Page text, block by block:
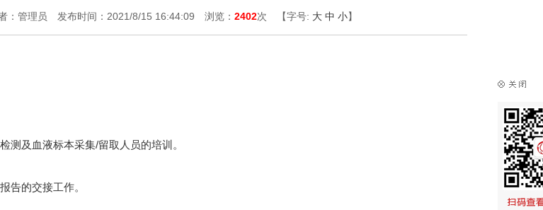
：管理员 发布时间：2021/8/15 16:44:09 浏览： 2402次 【字号: 大 中 小】
测及血液标本采集/留取人员的培训。
告的交接工作。